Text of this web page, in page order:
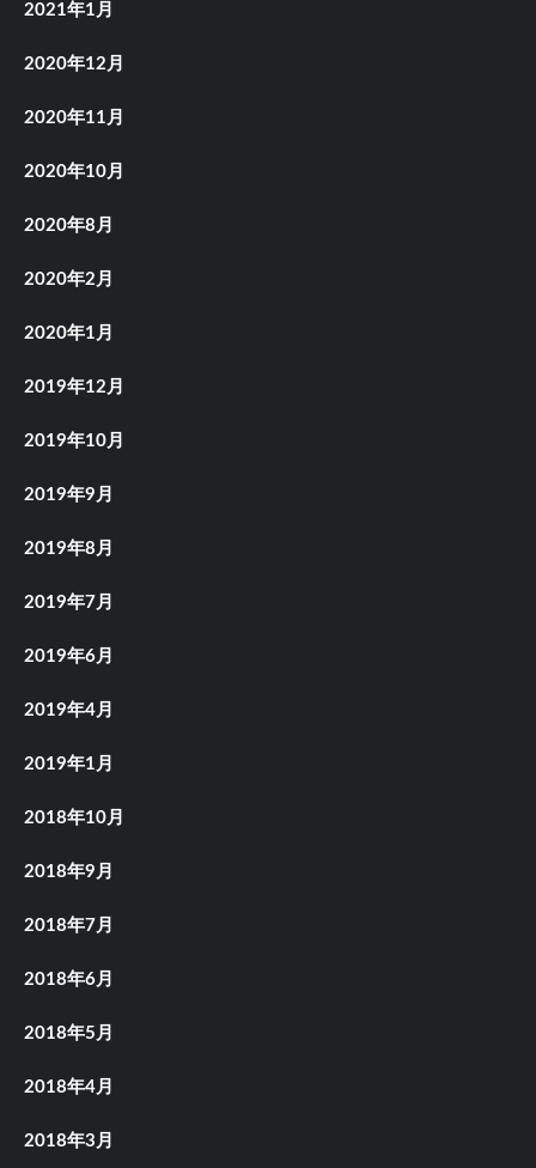
2021年1月
2020年12月
2020年11月
2020年10月
2020年8月
2020年2月
2020年1月
2019年12月
2019年10月
2019年9月
2019年8月
2019年7月
2019年6月
2019年4月
2019年1月
2018年10月
2018年9月
2018年7月
2018年6月
2018年5月
2018年4月
2018年3月